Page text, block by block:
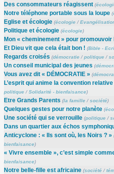
Des consommateurs réagissent (
Notre téléphone portable sous la loupe (
Eglise et écologie (écologie/
Politique et écologie (écologie)
Mon « cheminement » pour promouvoir
Et Dieu vit que cela était bon ! (Bible -
Regards croisés (démocratie/politique/
Un conseil municipal des jeunes (
Vous avez dit « DÉMOCRATIE » (
L’esprit qui anime la convention
politique/Solidarité - bienfaisance)
Etre Grands Parents (la famille/ société)
Quelques gestes pour notre planète (
Une société qui se verrouille (politique/
Dans un quartier aux échos
Anticyclone : « Ils sont où, les Noirs ? »
bienfaisance)
« Vivre ensemble », c’est simple
bienfaisance)
Notre belle-fille est africaine (société/